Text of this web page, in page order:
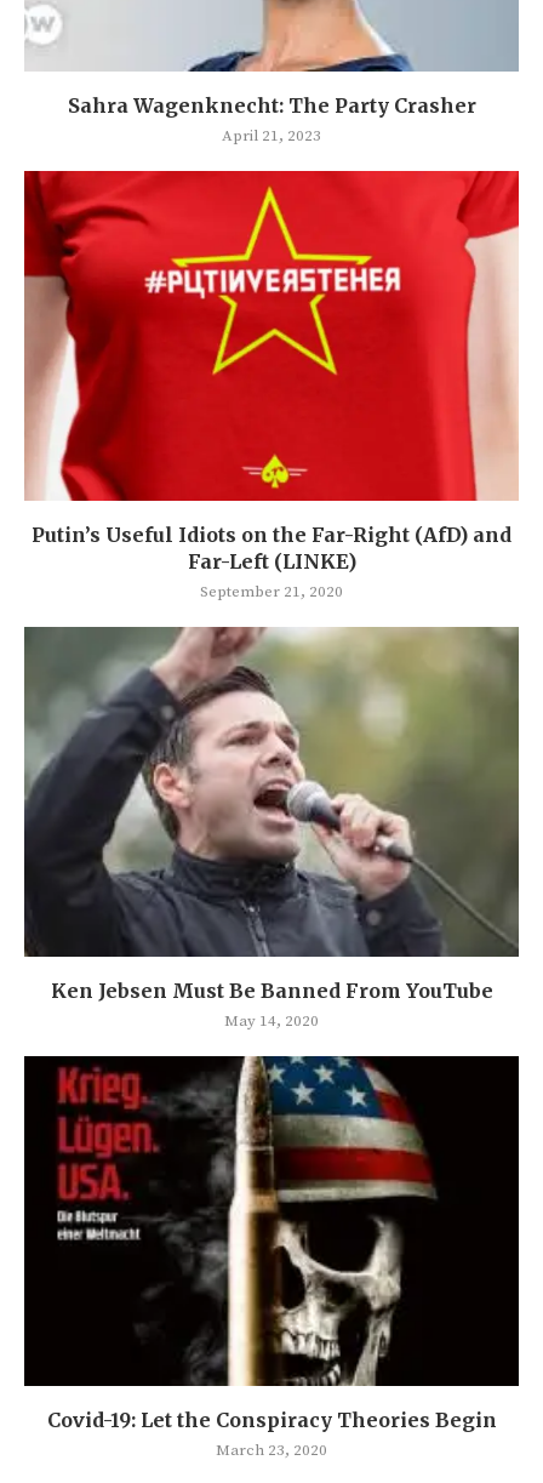
Sahra Wagenknecht: The Party Crasher
April 21, 2023
Putin’s Useful Idiots on the Far-Right (AfD) and
Far-Left (LINKE)
September 21, 2020
Ken Jebsen Must Be Banned From YouTube
May 14, 2020
Covid-19: Let the Conspiracy Theories Begin
March 23, 2020